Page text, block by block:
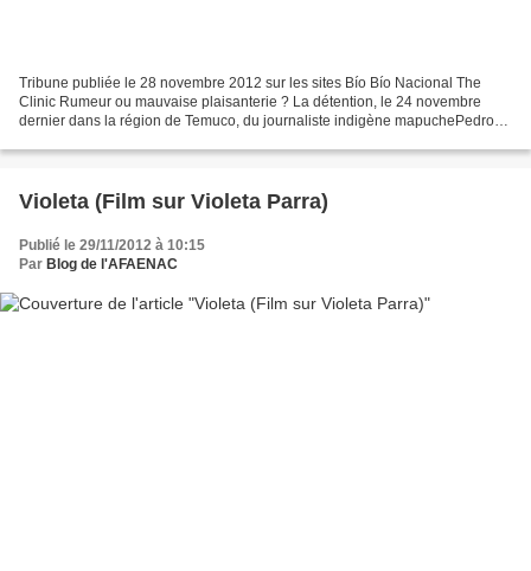
Tribune publiée le 28 novembre 2012 sur les sites Bío Bío Nacional The
Clinic Rumeur ou mauvaise plaisanterie ? La détention, le 24 novembre
dernier dans la région de Temuco, du journaliste indigène mapuchePedro
Violeta (Film sur Violeta Parra)
Publié le 29/11/2012 à 10:15
Par Blog de l'AFAENAC